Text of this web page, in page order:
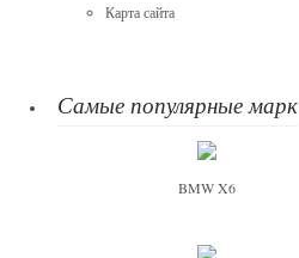
Карта сайта
Самые популярные марки
BMW X6